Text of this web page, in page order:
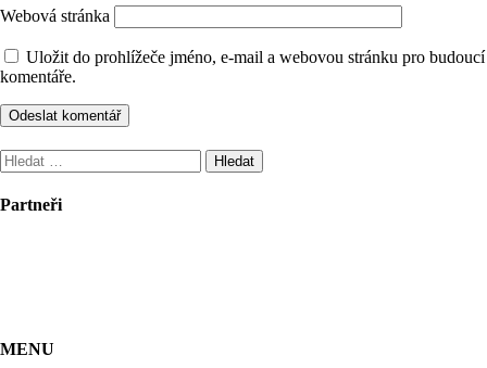
Webová stránka
Uložit do prohlížeče jméno, e-mail a webovou stránku pro budoucí
komentáře.
Vyhledávání
Partneři
MENU